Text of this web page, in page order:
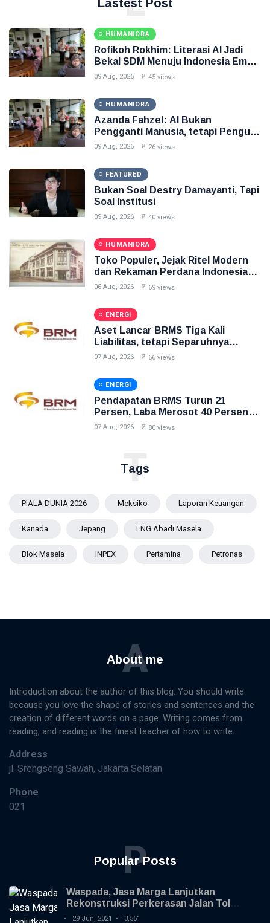
Lastest Post
HUMANIORA
Rofikoh Rokhim: Literasi AI Jadi
Bekal SDM Menuju Indonesia Emas
2045
09 Aug, 2026 45 views
HUMANIORA
Azanda Fahzel: AI Bukan
Pengganti Manusia, tetapi Penguat
Kreativitas
09 Aug, 2026 26 views
FEATURED
Bukan Soal Destry Damayanti, Tapi
Soal Institusi
09 Aug, 2026 40 views
HUMANIORA
Toko Populer, Jejak Ritel Modern
dan Rekaman Perdana Indonesia
Raya di Pasar Baru
06 Aug, 2026 69 views
ENERGI
Aset Lancar BRMS Tiga Kali
Liabilitas, tetapi Separuhnya
Berupa Uang Muka
07 Aug, 2026 66 views
ENERGI
Pendapatan BRMS Turun 21
Persen, Laba Merosot 40 Persen
dan Arus Kas Operasi Negatif
07 Aug, 2026 80 views
Tags
T
PIALA DUNIA 2026 Meksiko Laporan Keuangan
Kanada Jepang LNG Abadi Masela
Blok Masela INPEX Pertamina Petronas
About me
A
Introduction about the author of this blog. You should write
because you love the shape of stories and sentences and the
creation of different words on a page. Writing comes from
reading, and reading is the finest teacher of how to write.
Address
jl. Srengseng Sawah, Jakarta Selatan
Phone
021
Popular Posts
P
Waspada, Jasa Marga Lanjutkan
Rekonstruksi Perkerasan Jalan Tol
Jagorawi
29 Jun, 2021 3,551